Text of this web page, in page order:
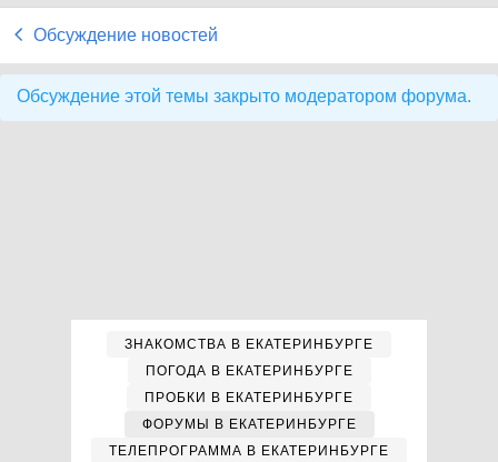
Обсуждение новостей
Обсуждение этой темы закрыто модератором форума.
ЗНАКОМСТВА В ЕКАТЕРИНБУРГЕ
ПОГОДА В ЕКАТЕРИНБУРГЕ
ПРОБКИ В ЕКАТЕРИНБУРГЕ
ФОРУМЫ В ЕКАТЕРИНБУРГЕ
ТЕЛЕПРОГРАММА В ЕКАТЕРИНБУРГЕ